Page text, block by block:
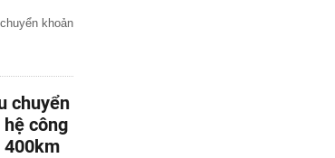
khoản
chuyển
công
400km